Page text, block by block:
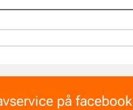
på facebook